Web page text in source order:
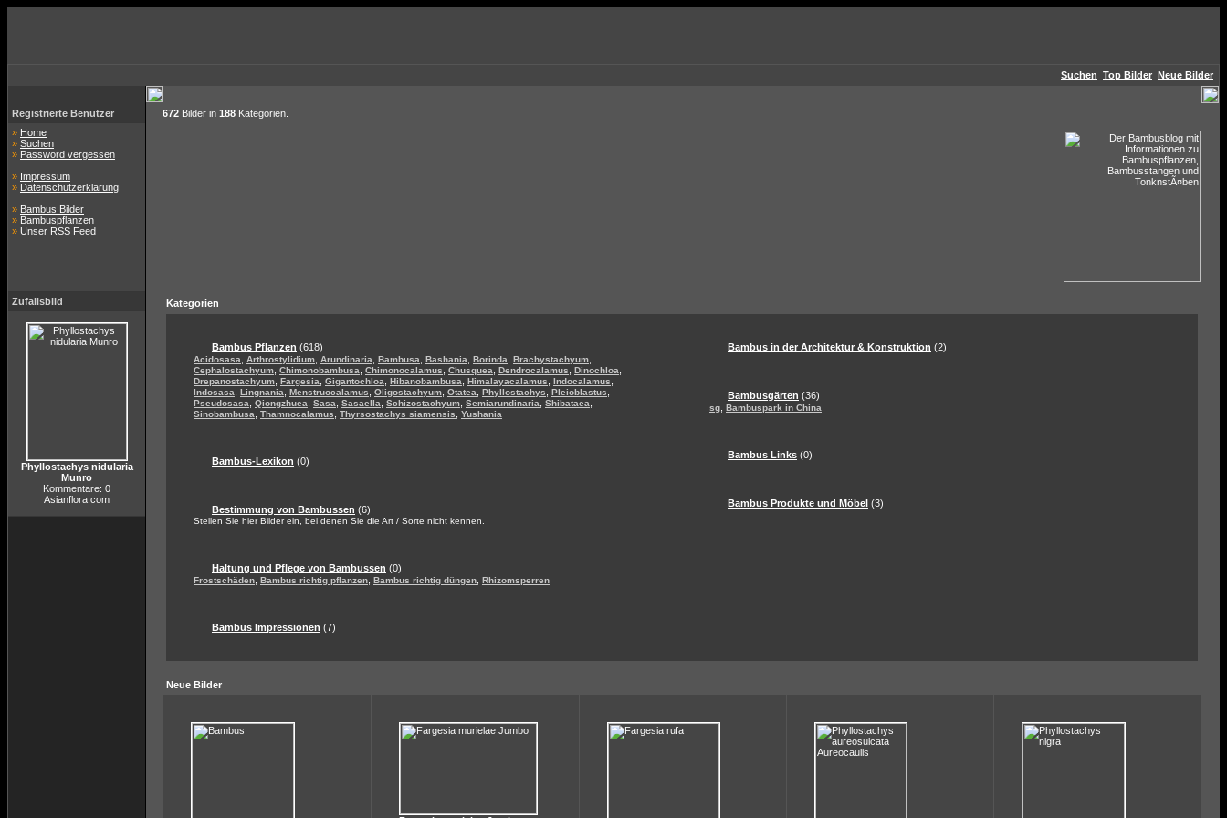
Suchen Top Bilder Neue Bilder
Registrierte Benutzer
» Home
» Suchen
» Password vergessen
» Impressum
» Datenschutzerklärung
» Bambus Bilder
» Bambuspflanzen
» Unser RSS Feed
Zufallsbild
Phyllostachys nidularia
Munro
Kommentare: 0
Asianflora.com
672 Bilder in 188 Kategorien.
Kategorien
Bambus Pflanzen (618)
Acidosasa Arthrostylidium Arundinaria Bambusa Bashania Borinda Brachystachyum
Cephalostachyum Chimonobambusa Chimonocalamus Chusquea Dendrocalamus Dinochloa
Drepanostachyum Fargesia Gigantochloa Hibanobambusa Himalayacalamus Indocalamus
Indosasa Lingnania Menstruocalamus Oligostachyum Otatea Phyllostachys Pleioblastus
Pseudosasa Qiongzhuea Sasa Sasaella Schizostachyum Semiarundinaria Shibataea
Sinobambusa Thamnocalamus Thyrsostachys siamensis Yushania
Bambus-Lexikon (0)
Bestimmung von Bambussen (6)
Stellen Sie hier Bilder ein, bei denen Sie die Art / Sorte nicht kennen.
Haltung und Pflege von Bambussen (0)
Frostschäden Bambus richtig pflanzen Bambus richtig düngen Rhizomsperren
Bambus Impressionen (7)
Bambus in der Architektur & Konstruktion (2)
Bambusgärten (36)
sg Bambuspark in China
Bambus Links (0)
Bambus Produkte und Möbel (3)
Neue Bilder